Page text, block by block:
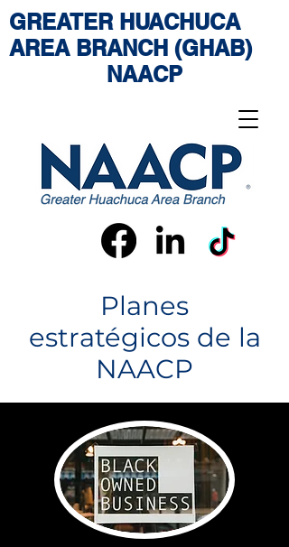
GREATER HUACHUCA
AREA BRANCH (GHAB)
NAACP
Planes
estratégicos de la
NAACP